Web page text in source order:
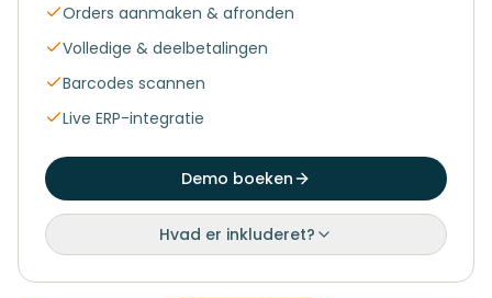
Orders aanmaken & afronden
Volledige & deelbetalingen
Barcodes scannen
Live ERP-integratie
Demo boeken
Hvad er inkluderet?